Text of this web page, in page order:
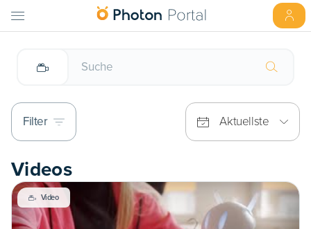
Filter Aktuellste
Videos
Video